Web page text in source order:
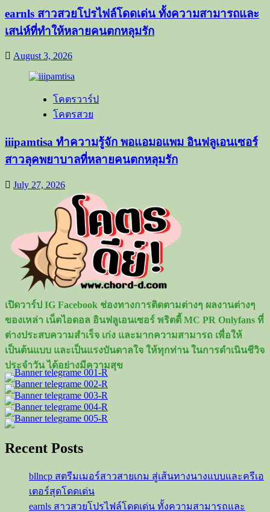
earnls สาวสวยโปรไฟล์โดดเด่น ทั้งความสามารถและ
เสน่ห์ที่ทำให้หลายคนตกหลุมรัก
August 3, 2026
โคตรวาร์ป
โคตรสวย
iiipamtisa ทำความรู้จัก พอแอมอแพม อินฟลูเอนเซอร์
สาวลุคพยาบาลที่หลายคนตกหลุมรัก
July 27, 2026
เปิดวาร์ป IG Facebook ช่องทางการติดตามต่างๆ ผลงานต่างๆ
ของเหล่า เน็ตไอดอล อินฟลูเอนเซอร์ พริตตี้ MC PR Onlyfans ที่
ต่างประสบความสำเร็จ เก่ง และมากความสามารถ เพื่อให้
เป็นต้นแบบ และเป็นแรงบันดาลใจ ให้ทุกท่าน ในการดำเนินชีวิจ
ประจำวัน ได้อย่างมีความสุข
Recent Posts
bllncp สตรีมเมอร์สาวสายเกม สู่เส้นทางนางแบบและครีเอ
เตอร์สุดโดดเด่น
earnls สาวสวยโปรไฟล์โดดเด่น ทั้งความสามารถและ